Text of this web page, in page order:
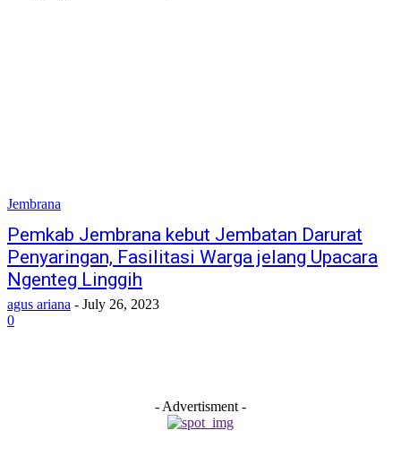
Jembrana
Pemkab Jembrana kebut Jembatan Darurat
Penyaringan, Fasilitasi Warga jelang Upacara
Ngenteg Linggih
agus ariana - July 26, 2023
0
- Advertisment -